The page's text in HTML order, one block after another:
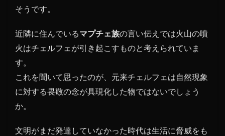
そうです。
近隣に住んでいるマプチェ族の言い伝えでは火山の噴
火はチェルフェが引き起こすものと考えられていま
す。
これを聞いて思ったのが、元来チェルフェは自然現象
に対する畏敬の念が具現化した物ではないでしょう
か。
文明がまだ発達していなかった時代は生活に脅威をも